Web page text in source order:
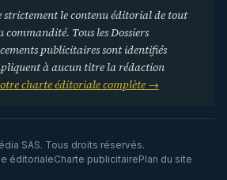
strictement le contenu éditorial de tout
commandité. Tous les Dossiers
publicitaires sont identifiés
à aucun titre la rédaction
charte éditoriale complète →
SAS. Tous droits réservés.
éditorialeCharte publicitairePlan du site